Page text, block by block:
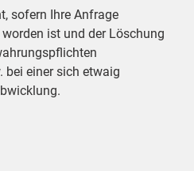
sofern Ihre Anfrage
ist und der Löschung
bei einer sich etwaig